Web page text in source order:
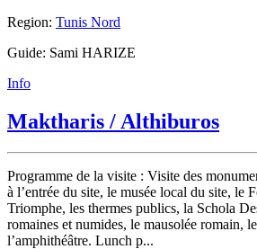
Region: Tunis Nord
Guide: Sami HARIZE
Info
Maktharis / Althiburos
Programme de la visite : Visite des
à l’entrée du site, le musée local du site, le
Triomphe, les thermes publics, la Schola
romaines et numides, le mausolée romain,
l’amphithéâtre. Lunch p...